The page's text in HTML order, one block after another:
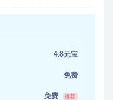
4.8元宝
免费
免费 推荐